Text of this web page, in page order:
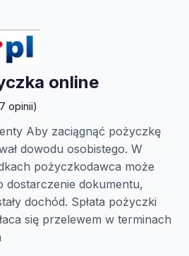
online
opinii)
Aby zaciągnąć pożyczkę
dowodu osobistego. W
pożyczkodawca może
dostarczenie dokumentu,
dochód. Spłata pożyczki
się przelewem w terminach